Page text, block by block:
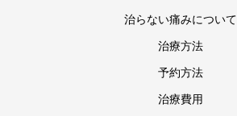
治らない痛みについて
治療方法
予約方法
治療費用